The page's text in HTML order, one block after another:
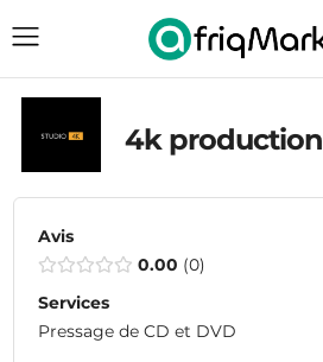
4k production
Avis
0.00 0
Services
Pressage de CD et DVD